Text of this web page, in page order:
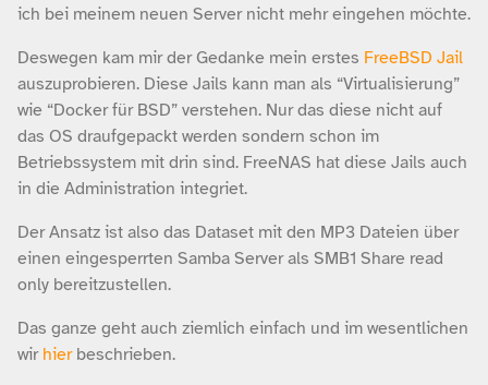
ich bei meinem neuen Server nicht mehr eingehen möchte.
Deswegen kam mir der Gedanke mein erstes FreeBSD Jail
auszuprobieren. Diese Jails kann man als “Virtualisierung”
wie “Docker für BSD” verstehen. Nur das diese nicht auf
das OS draufgepackt werden sondern schon im
Betriebssystem mit drin sind. FreeNAS hat diese Jails auch
in die Administration integriet.
Der Ansatz ist also das Dataset mit den MP3 Dateien über
einen eingesperrten Samba Server als SMB1 Share read
only bereitzustellen.
Das ganze geht auch ziemlich einfach und im wesentlichen
wir hierbeschrieben.